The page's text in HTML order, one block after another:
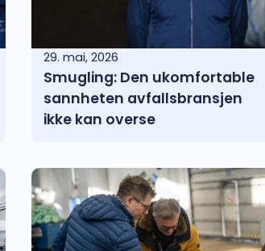
29. mai, 2026
Smugling: Den ukomfortable
sannheten avfallsbransjen
ikke kan overse